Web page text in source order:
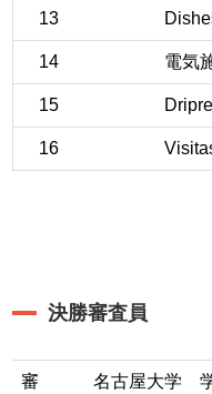
13
14 電気
15
16
決勝審査員
審
名古屋大学